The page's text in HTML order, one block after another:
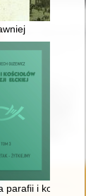
parafii i